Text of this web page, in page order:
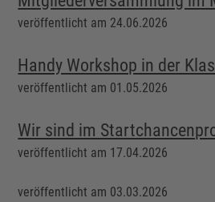
veröffentlicht am 24.06.2026
Handy Workshop in der
veröffentlicht am 01.05.2026
Wir sind im
veröffentlicht am 17.04.2026
veröffentlicht am 03.03.2026